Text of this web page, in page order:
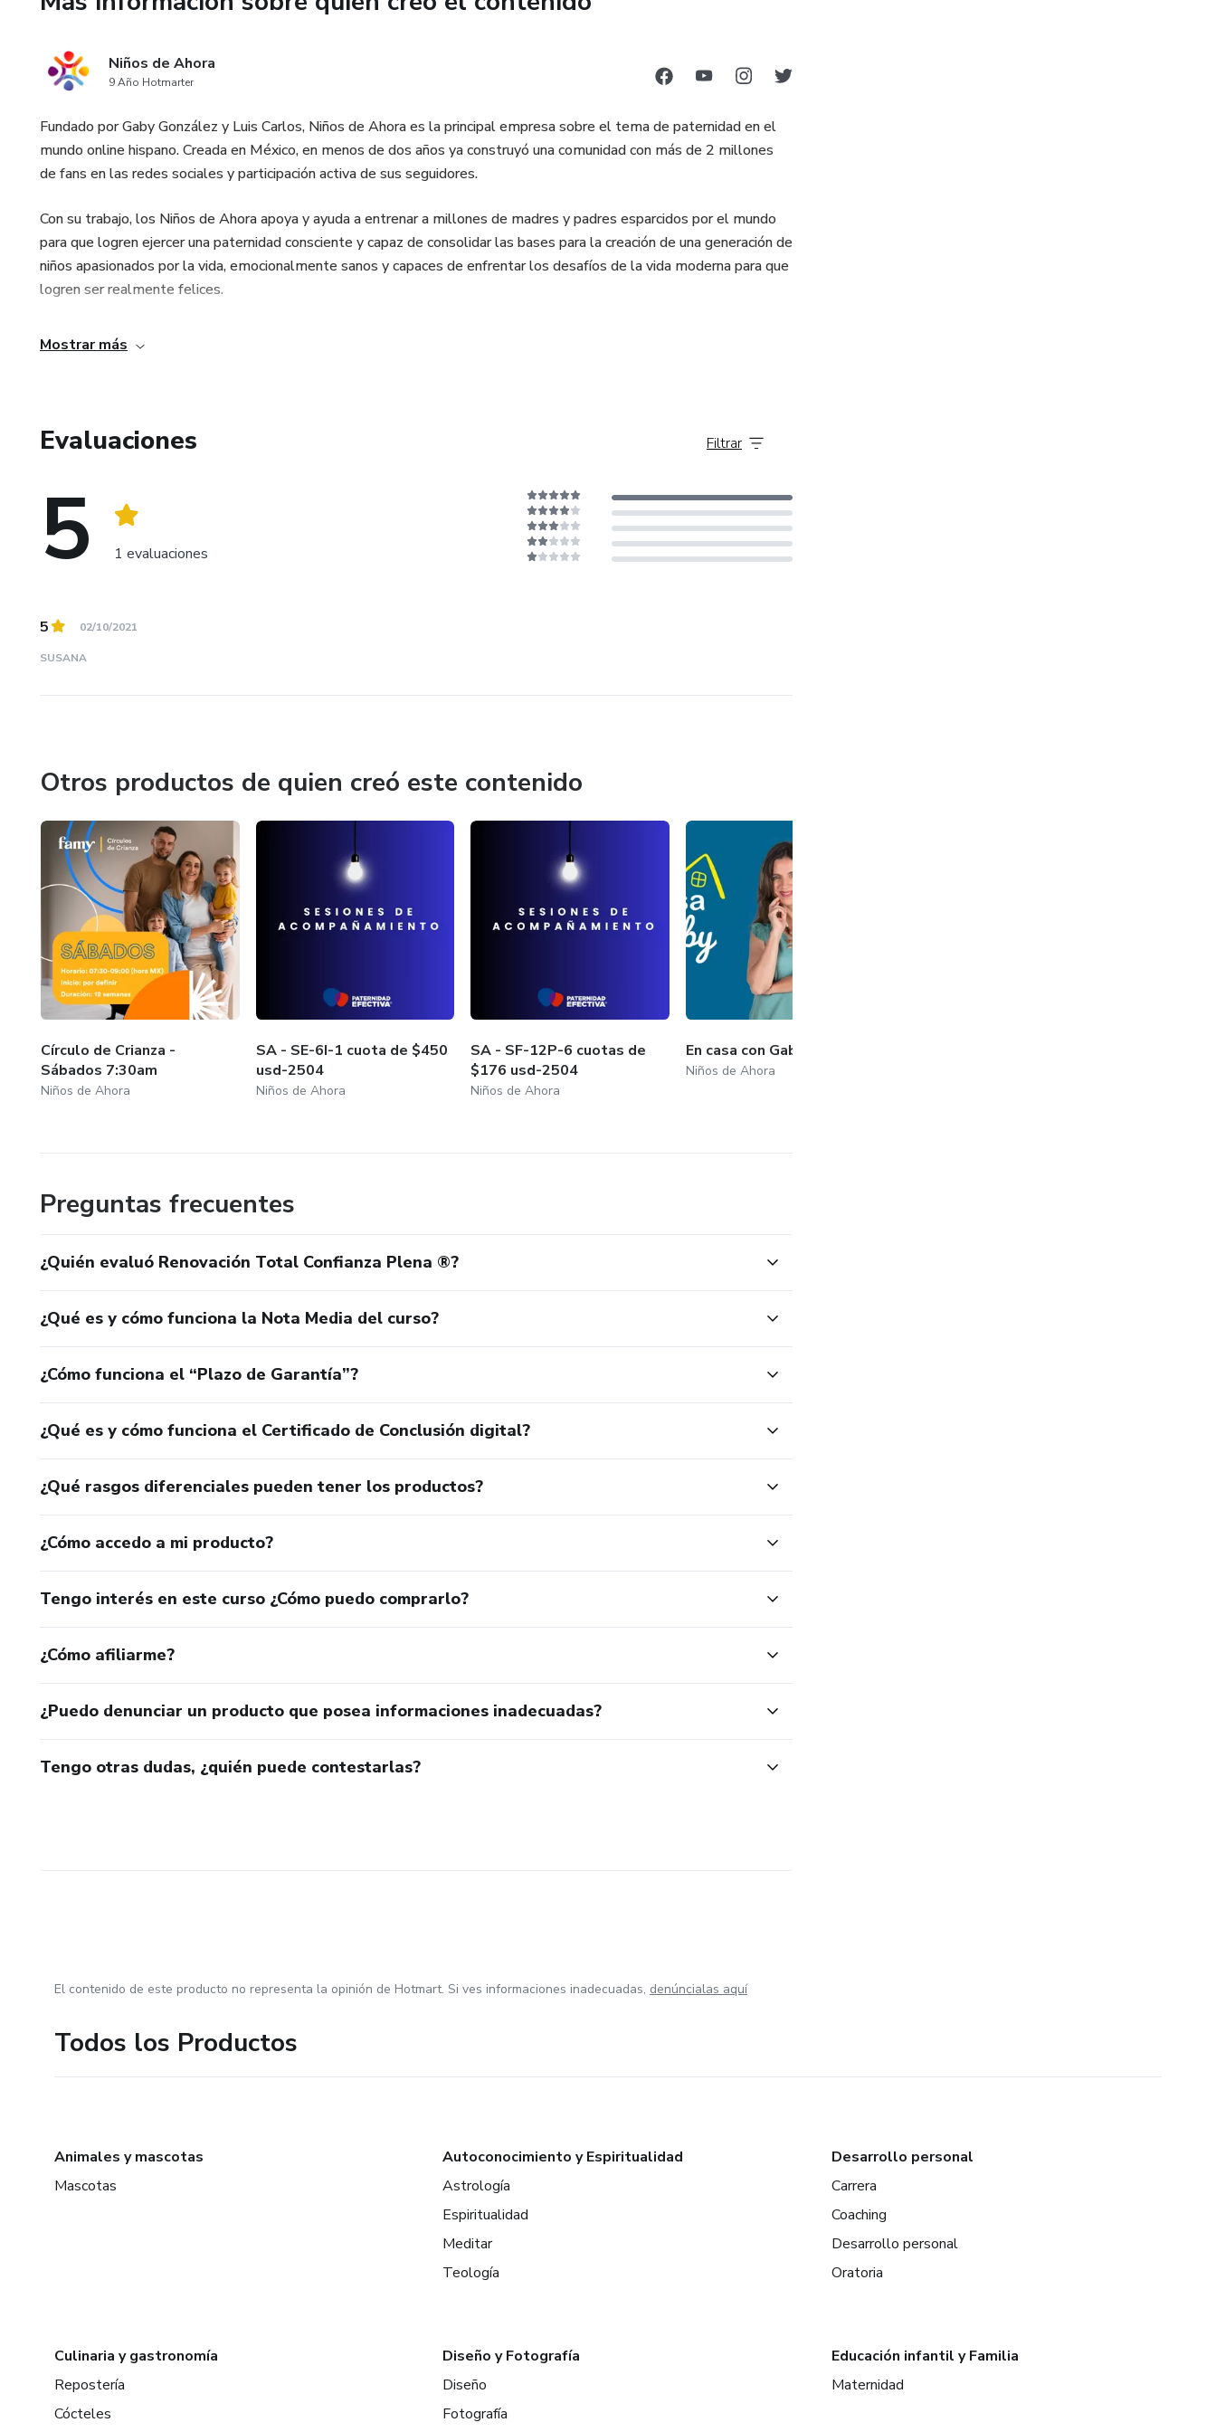
técnicas estratégicas de vanguardia que potenciarán tu mentalidad de resultados y
aumentarán tus habilidades de Facilitador del Método Paternidad Efectiva®️ para
incrementar tus ganancias económicas.
Niños de Ahora
9 Año Hotmarter
Fundado por Gaby González y Luis Carlos, Niños de Ahora es la principal empresa sobre el tema de paternidad en el
mundo online hispano. Creada en México, en menos de dos años ya construyó una comunidad con más de 2 millones
de fans en las redes sociales y participación activa de sus seguidores.
Con su trabajo, los Niños de Ahora apoya y ayuda a entrenar a millones de madres y padres esparcidos por el mundo
para que logren ejercer una paternidad consciente y capaz de consolidar las bases para la creación de una generación de
niños apasionados por la vida, emocionalmente sanos y capaces de enfrentar los desafíos de la vida moderna para que
logren ser realmente felices.
Mostrar más
Evaluaciones
5 1 evaluaciones
Filtrar
5 02/10/2021
SUSANA
Otros productos de quien creó este contenido
Círculo de Crianza -
Sábados 7:30am
Niños de Ahora
SA - SE-6I-1 cuota de $450
usd-2504
Niños de Ahora
SA - SF-12P-6 cuotas de
$176 usd-2504
Niños de Ahora
En casa con Gaby
Niños de Ahora
Preguntas frecuentes
¿Quién evaluó Renovación Total Confianza Plena ®️?
¿Qué es y cómo funciona la Nota Media del curso?
¿Cómo funciona el “Plazo de Garantía”?
¿Qué es y cómo funciona el Certificado de Conclusión digital?
¿Qué rasgos diferenciales pueden tener los productos?
¿Cómo accedo a mi producto?
Tengo interés en este curso ¿Cómo puedo comprarlo?
¿Cómo afiliarme?
¿Puedo denunciar un producto que posea informaciones inadecuadas?
Tengo otras dudas, ¿quién puede contestarlas?
El contenido de este producto no representa la opinión de Hotmart. Si ves informaciones inadecuadas, denúncialas aquí
Todos los Productos
Animales y mascotas
Mascotas
Autoconocimiento y Espiritualidad
Astrología
Espiritualidad
Meditar
Teología
Desarrollo personal
Carrera
Coaching
Desarrollo personal
Oratoria
Culinaria y gastronomía
Repostería
Cócteles
Diseño y Fotografía
Diseño
Fotografía
Educación infantil y Familia
Maternidad